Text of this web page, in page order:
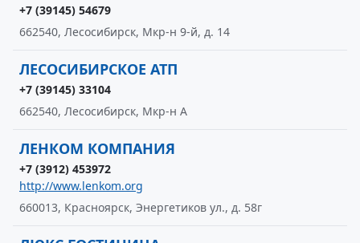
+7 (39145) 54679
662540, Лесосибирск, Мкр-н 9-й, д. 14
ЛЕСОСИБИРСКОЕ АТП
+7 (39145) 33104
662540, Лесосибирск, Мкр-н А
ЛЕНКОМ КОМПАНИЯ
+7 (3912) 453972
http://www.lenkom.org
660013, Красноярск, Энергетиков ул., д. 58г